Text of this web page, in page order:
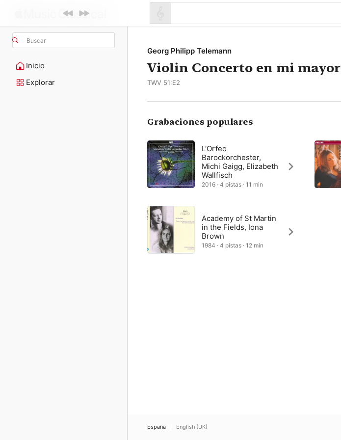
Buscar
Inicio
Explorar
Georg Philipp Telemann
Violin Concerto en mi mayor
TWV 51:E2
Grabaciones populares
L'Orfeo
Barockorchester,
Michi Gaigg, Elizabeth
Wallfisch
2016 · 4 pistas · 11 min
Academy of St Martin
in the Fields, Iona
Brown
1984 · 4 pistas · 12 min
España English (UK)